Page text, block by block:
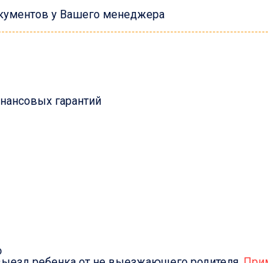
у Вашего менеджера
гарантий